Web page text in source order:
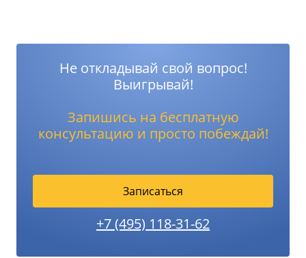
Не откладывай свой вопрос!
Выигрывай!
Запишись на бесплатную
консультацию и просто побеждай!
Записаться
+7 (495) 118-31-62